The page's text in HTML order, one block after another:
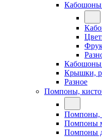
Кабошоны
Кабошоны
Крышки,
Разное
Помпоны,
Помпоны,
Помпоны
Помпоны